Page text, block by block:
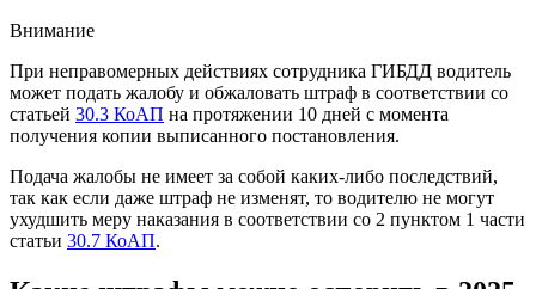
Внимание
При неправомерных действиях сотрудника ГИБДД водитель
может подать жалобу и обжаловать штраф в соответствии со
статьей 30.3 КоАП на протяжении 10 дней с момента
получения копии выписанного постановления.
Подача жалобы не имеет за собой каких-либо последствий,
так как если даже штраф не изменят, то водителю не могут
ухудшить меру наказания в соответствии со 2 пунктом 1 части
статьи 30.7 КоАП.